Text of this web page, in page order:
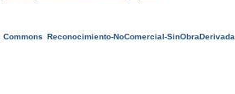
Reconocimiento-NoComercial-SinObraDerivada